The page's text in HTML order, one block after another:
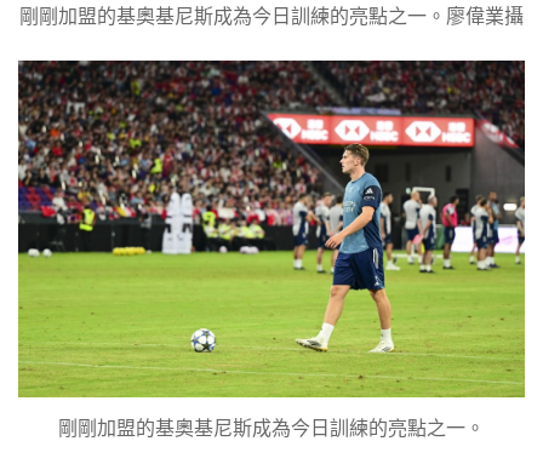
剛剛加盟的基奧基尼斯成為今日訓練的亮點之一。廖偉業攝
剛剛加盟的基奧基尼斯成為今日訓練的亮點之一。